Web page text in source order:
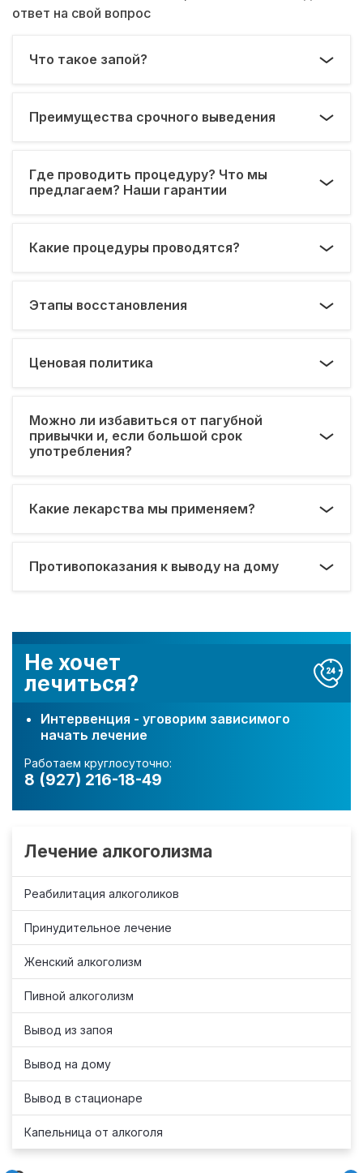
Не хочет
лечиться?
Интервенция - уговорим зависимого
начать лечение
Работаем круглосуточно:
8 (927) 216-18-49
Лечение алкоголизма
Реабилитация алкоголиков
Принудительное лечение
Женский алкоголизм
Пивной алкоголизм
Вывод из запоя
Вывод на дому
Вывод в стационаре
Капельница от алкоголя
ответ на свой вопрос
Что такое запой?
Преимущества срочного выведения
Где проводить процедуру? Что мы
предлагаем? Наши гарантии
Какие процедуры проводятся?
Этапы восстановления
Ценовая политика
Можно ли избавиться от пагубной
привычки и, если большой срок
употребления?
Какие лекарства мы применяем?
Противопоказания к выводу на дому